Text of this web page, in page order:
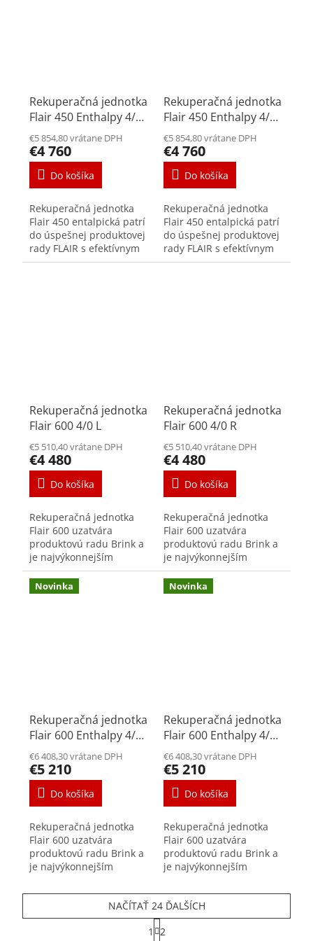
Rekuperačná jednotka
Flair 450 Enthalpy 4/0
L
€5 854,80 vrátane DPH
€4 760
Do košíka
Rekuperačná jednotka
Flair 450 entalpická patrí
do úspešnej produktovej
rady FLAIR s efektívnym
výkonom až 450m³/h.
Rekuperačná jednotka
Flair 450 Enthalpy 4/0
R
€5 854,80 vrátane DPH
€4 760
Do košíka
Rekuperačná jednotka
Flair 450 entalpická patrí
do úspešnej produktovej
rady FLAIR s efektívnym
výkonom až 450m³/h.
Rekuperačná jednotka
Flair 600 4/0 L
€5 510,40 vrátane DPH
€4 480
Do košíka
Rekuperačná jednotka
Flair 600 uzatvára
produktovú radu Brink a
je najvýkonnejším
zariadením produktovej
rady FLAIR s maximálnym
výkonom 600m³/h.
Rekuperačná jednotka
Flair 600 4/0 R
€5 510,40 vrátane DPH
€4 480
Do košíka
Rekuperačná jednotka
Flair 600 uzatvára
produktovú radu Brink a
je najvýkonnejším
zariadením produktovej
rady FLAIR s maximálnym
výkonom 600m³/h.
Novinka
Rekuperačná jednotka
Flair 600 Enthalpy 4/0
L
€6 408,30 vrátane DPH
€5 210
Do košíka
Rekuperačná jednotka
Flair 600 uzatvára
produktovú radu Brink a
je najvýkonnejším
rady FLAIR s maximálnym
výkonom 600m³/h.
Vysoká účinnosť,
Novinka
Rekuperačná jednotka
Flair 600 Enthalpy 4/0
R
€6 408,30 vrátane DPH
€5 210
Do košíka
Rekuperačná jednotka
Flair 600 uzatvára
produktovú radu Brink a
je najvýkonnejším
rady FLAIR s maximálnym
výkonom 600m³/h.
Vysoká účinnosť,
jednoduchá...
NAČÍTAŤ 24 ĎALŠÍCH
S
t
1
2